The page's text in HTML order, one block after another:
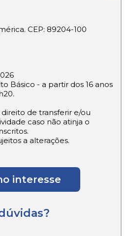
CEP: 89204-100
Básico - a partir dos 16 anos
de transferir e/ou
caso não atinja o
a alterações.
interesse